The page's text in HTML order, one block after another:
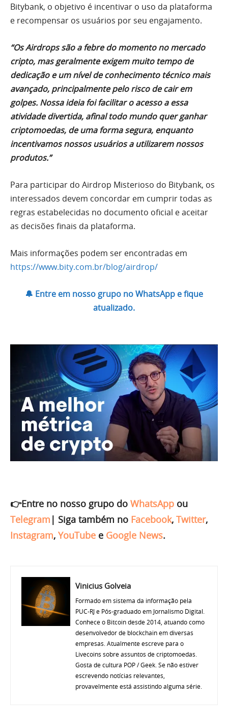
Bitybank, o objetivo é incentivar o uso da plataforma
e recompensar os usuários por seu engajamento.
“Os Airdrops são a febre do momento no mercado
cripto, mas geralmente exigem muito tempo de
dedicação e um nível de conhecimento técnico mais
avançado, principalmente pelo risco de cair em
golpes. Nossa ideia foi facilitar o acesso a essa
atividade divertida, afinal todo mundo quer ganhar
criptomoedas, de uma forma segura, enquanto
incentivamos nossos usuários a utilizarem nossos
produtos.”
Para participar do Airdrop Misterioso do Bitybank, os
interessados devem concordar em cumprir todas as
regras estabelecidas no documento oficial e aceitar
as decisões finais da plataforma.
Mais informações podem ser encontradas em
https://www.bity.com.br/blog/airdrop/
🔔 Entre em nosso grupo no WhatsApp e fique
atualizado.
👉Entre no nosso grupo do WhatsApp ou
Telegram | Siga também no Facebook, Twitter,
Instagram, YouTube e Google News.
Vinicius Golveia
Formado em sistema da informação pela
PUC-RJ e Pós-graduado em Jornalismo Digital.
Conhece o Bitcoin desde 2014, atuando como
desenvolvedor de blockchain em diversas
empresas. Atualmente escreve para o
Livecoins sobre assuntos de criptomoedas.
Gosta de cultura POP / Geek. Se não estiver
escrevendo notícias relevantes,
provavelmente está assistindo alguma série.